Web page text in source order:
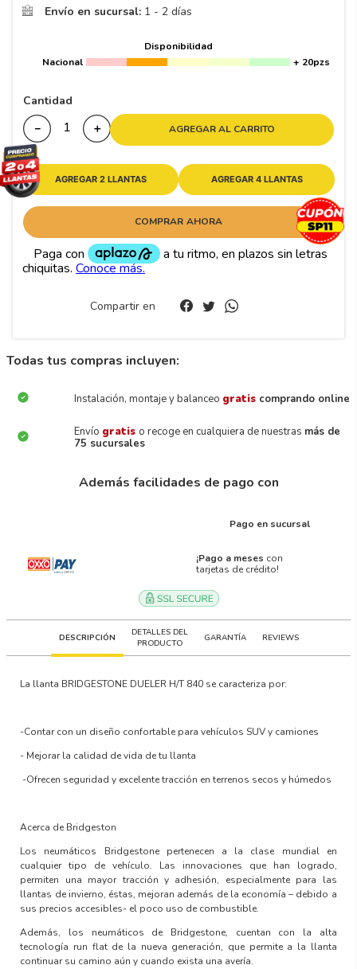
Envío en sucursal: 1 - 2 días
Disponibilidad
Nacional
+ 20pzs
Cantidad
＋
－ AGREGAR AL CARRITO
AGREGAR 2 LLANTAS AGREGAR 4 LLANTAS
COMPRAR AHORA
Compartir en
Todas tus compras incluyen:
Instalación, montaje y balanceo gratis comprando online
Envío gratis o recoge en cualquiera de nuestras más de
75 sucursales
Además facilidades de pago con
Pago en sucursal
¡Pago a meses con
tarjetas de crédito!
DESCRIPCIÓN
DETALLES DEL
PRODUCTO
GARANTÍA REVIEWS
La llanta BRIDGESTONE DUELER H/T 840 se caracteriza por:
-Contar con un diseño confortable para vehículos SUV y camiones
- Mejorar la calidad de vida de tu llanta
-Ofrecen seguridad y excelente tracción en terrenos secos y húmedos
Acerca de Bridgeston
Los neumáticos Bridgestonepertenecen a la clase mundial en
cualquier tipo de vehículo. Las innovaciones que han logrado,
permiten una mayor tracción y adhesión, especialmente para las
llantas de invierno, éstas, mejoran además de la economía – debido a
sus precios accesibles- el poco uso de combustible.
Además, los neumáticos de Bridgestone, cuentan con la alta
tecnología run flat de la nueva generación, que permite a la llanta
continuar su camino aún y cuando exista una avería.